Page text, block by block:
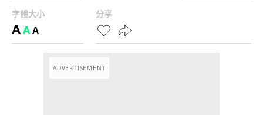
字體大小
AAA
分享
ADVERTISEMENT